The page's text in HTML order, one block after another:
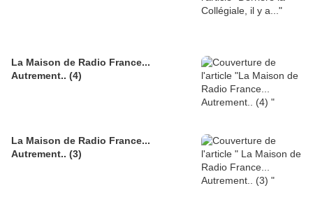
La Maison de Radio France...
Autrement.. (4)
La Maison de Radio France...
Autrement.. (3)